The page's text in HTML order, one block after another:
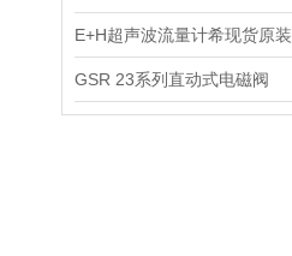
E+H超声波流量计希现货原装
GSR 23系列直动式电磁阀